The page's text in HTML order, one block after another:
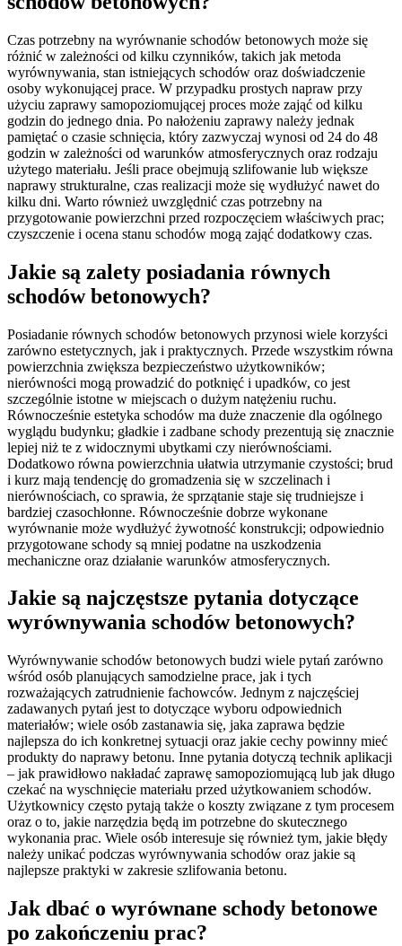
Czas potrzebny na wyrównanie schodów betonowych może się
różnić w zależności od kilku czynników, takich jak metoda
wyrównywania, stan istniejących schodów oraz doświadczenie
osoby wykonującej prace. W przypadku prostych napraw przy
użyciu zaprawy samopoziomującej proces może zająć od kilku
godzin do jednego dnia. Po nałożeniu zaprawy należy jednak
pamiętać o czasie schnięcia, który zazwyczaj wynosi od 24 do 48
godzin w zależności od warunków atmosferycznych oraz rodzaju
użytego materiału. Jeśli prace obejmują szlifowanie lub większe
naprawy strukturalne, czas realizacji może się wydłużyć nawet do
kilku dni. Warto również uwzględnić czas potrzebny na
przygotowanie powierzchni przed rozpoczęciem właściwych prac;
czyszczenie i ocena stanu schodów mogą zająć dodatkowy czas.
Jakie są zalety posiadania równych
schodów betonowych?
Posiadanie równych schodów betonowych przynosi wiele korzyści
zarówno estetycznych, jak i praktycznych. Przede wszystkim równa
powierzchnia zwiększa bezpieczeństwo użytkowników;
nierówności mogą prowadzić do potknięć i upadków, co jest
szczególnie istotne w miejscach o dużym natężeniu ruchu.
Równocześnie estetyka schodów ma duże znaczenie dla ogólnego
wyglądu budynku; gładkie i zadbane schody prezentują się znacznie
lepiej niż te z widocznymi ubytkami czy nierównościami.
Dodatkowo równa powierzchnia ułatwia utrzymanie czystości; brud
i kurz mają tendencję do gromadzenia się w szczelinach i
nierównościach, co sprawia, że sprzątanie staje się trudniejsze i
bardziej czasochłonne. Równocześnie dobrze wykonane
wyrównanie może wydłużyć żywotność konstrukcji; odpowiednio
przygotowane schody są mniej podatne na uszkodzenia
mechaniczne oraz działanie warunków atmosferycznych.
Jakie są najczęstsze pytania dotyczące
wyrównywania schodów betonowych?
Wyrównywanie schodów betonowych budzi wiele pytań zarówno
wśród osób planujących samodzielne prace, jak i tych
rozważających zatrudnienie fachowców. Jednym z najczęściej
zadawanych pytań jest to dotyczące wyboru odpowiednich
materiałów; wiele osób zastanawia się, jaka zaprawa będzie
najlepsza do ich konkretnej sytuacji oraz jakie cechy powinny mieć
produkty do naprawy betonu. Inne pytania dotyczą technik aplikacji
– jak prawidłowo nakładać zaprawę samopoziomującą lub jak długo
czekać na wyschnięcie materiału przed użytkowaniem schodów.
Użytkownicy często pytają także o koszty związane z tym procesem
oraz o to, jakie narzędzia będą im potrzebne do skutecznego
wykonania prac. Wiele osób interesuje się również tym, jakie błędy
należy unikać podczas wyrównywania schodów oraz jakie są
najlepsze praktyki w zakresie szlifowania betonu.
Jak dbać o wyrównane schody betonowe
po zakończeniu prac?